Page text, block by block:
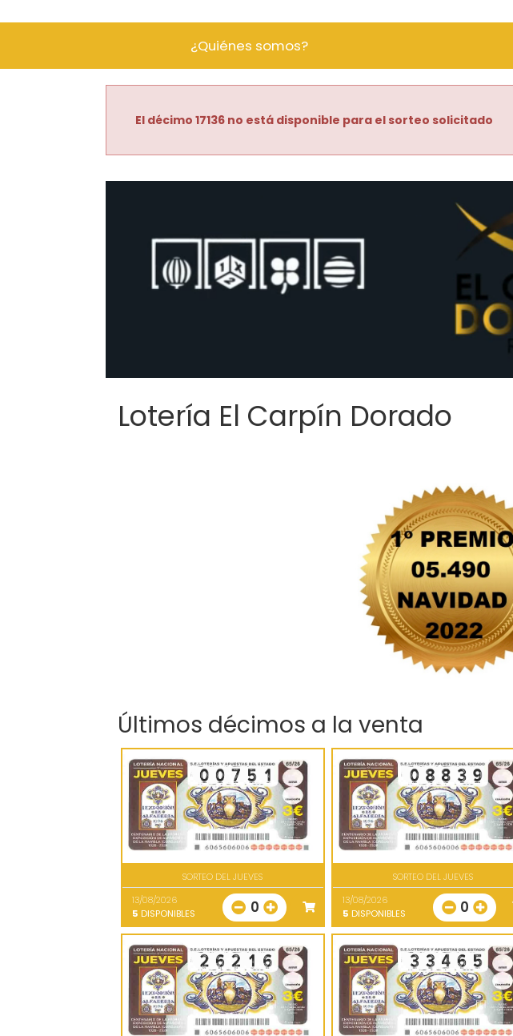
¿Quiénes somos?
El décimo 17136 no está disponible para el sorteo solicitado
Lotería El Carpín Dorado
Últimos décimos a la venta
SORTEO DEL JUEVES
13/08/2026
5 DISPONIBLES 0
SORTEO DEL JUEVES
13/08/2026
5 DISPONIBLES 0